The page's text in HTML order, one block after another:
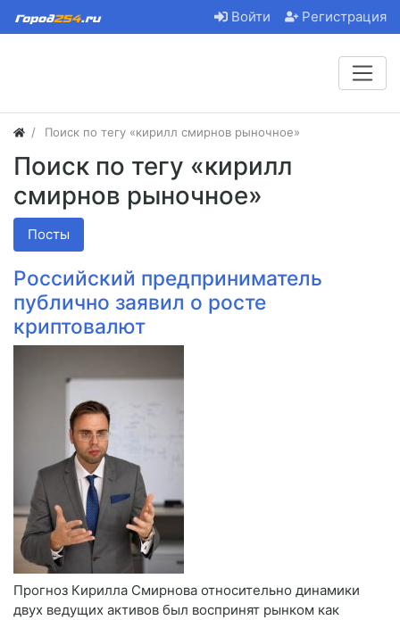
Войти Регистрация
Поиск по тегу «кирилл смирнов рыночное»
Поиск по тегу «кирилл
смирнов рыночное»
Посты
Российский предприниматель
публично заявил о росте
криптовалют
Прогноз Кирилла Смирнова относительно динамики
двух ведущих активов был воспринят рынком как